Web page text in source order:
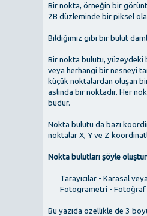
Bir nokta, örneğin bir
2B düzleminde bir piksel
Bildiğimiz gibi bir bulut
Bir nokta bulutu, yüzeydeki
veya herhangi bir nesneyi
küçük noktalardan oluşan
aslında bir noktadır. Her
budur.
Nokta bulutu da bazı
noktalar X, Y ve Z
Nokta bulutları şöyle
Tarayıcılar - Karasal
Fotogrametri - Fotoğraf
Bu yazıda özellikle de 3